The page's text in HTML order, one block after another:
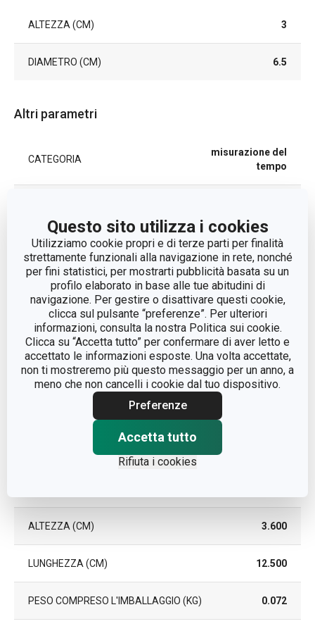
Questo sito utilizza i cookies
Utilizziamo cookie propri e di terze parti per finalità
strettamente funzionali alla navigazione in rete, nonché
per fini statistici, per mostrarti pubblicità basata su un
profilo elaborato in base alle tue abitudini di
navigazione. Per gestire o disattivare questi cookie,
clicca sul pulsante “preferenze”. Per ulteriori
informazioni, consulta la nostra Politica sui cookie.
Clicca su “Accetta tutto” per confermare di aver letto e
accettato le informazioni esposte. Una volta accettate,
non ti mostreremo più questo messaggio per un anno, a
meno che non cancelli i cookie dal tuo dispositivo.
Preferenze
Accetta tutto
Rifiuta i cookies
ALTEZZA (CM) 3
DIAMETRO (CM) 6.5
Altri parametri
CATEGORIA
misurazione del
tempo
MATERIALE plastica
TIPO timer
COLORE Bianco
EAN 8595028425963
DURATA DELLA GARANZIA (IN
ALTEZZA (CM) 3.600
LUNGHEZZA (CM) 12.500
PESO COMPRESO L'IMBALLAGGIO (KG) 0.072